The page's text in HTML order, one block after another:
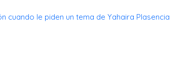
cuando le piden un tema de Yahaira Plasencia